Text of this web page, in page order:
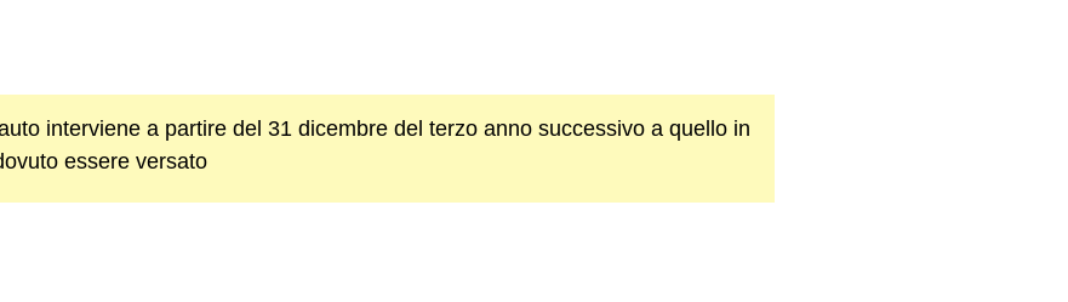
interviene a partire del 31 dicembre del terzo anno successivo a quello in
essere versato